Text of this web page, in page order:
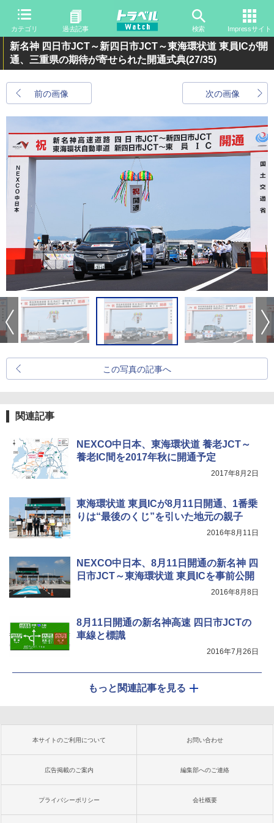
カテゴリ 過去記事 検索 Impressサイト
新名神 四日市JCT～新四日市JCT～東海環状道 東員ICが開
通、三重県の期待が寄せられた開通式典(27/35)
前の画像 次の画像
この写真の記事へ
関連記事
NEXCO中日本、東海環状道 養老JCT～
養老IC間を2017年秋に開通予定
2017年8月2日
東海環状道 東員ICが8月11日開通、1番乗
りは“最後のくじ”を引いた地元の親子
2016年8月11日
NEXCO中日本、8月11日開通の新名神 四
日市JCT～東海環状道 東員ICを事前公開
2016年8月8日
8月11日開通の新名神高速 四日市JCTの
車線と標識
2016年7月26日
もっと関連記事を見る
本サイトのご利用について お問い合わせ
広告掲載のご案内 編集部へのご連絡
プライバシーポリシー 会社概要